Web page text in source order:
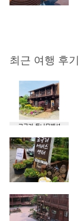
최근 여행 후기